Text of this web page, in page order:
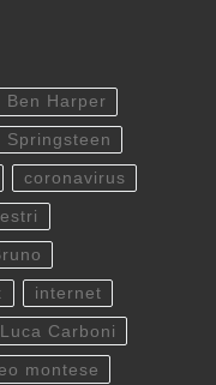
Ben Harper
Springsteen
coronavirus
internet
Luca Carboni
montese